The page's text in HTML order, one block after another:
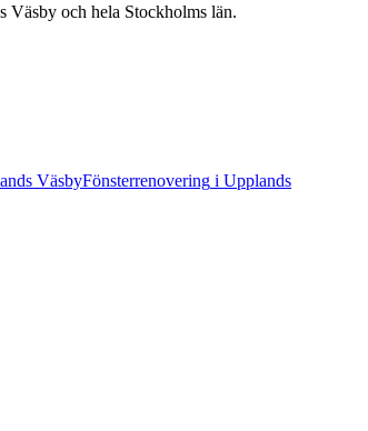
Väsby och hela Stockholms län.
VäsbyFönsterrenovering i Upplands